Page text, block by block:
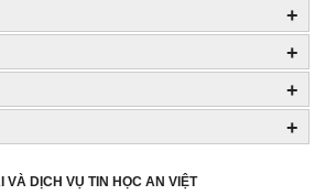
+
+
+
+
VÀ DỊCH VỤ TIN HỌC AN VIỆT